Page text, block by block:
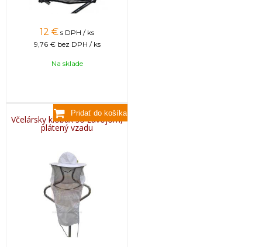
12 € s DPH / ks
9,76 € bez DPH / ks
Na sklade
Včelársky klobúk so závojom,
plátený vzadu